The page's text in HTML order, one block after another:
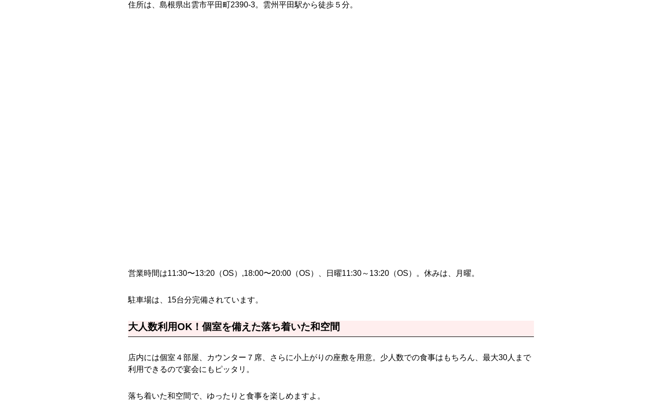
住所は、島根県出雲市平田町2390-3。雲州平田駅から徒歩５分。
営業時間は11:30〜13:20（OS）,18:00〜20:00（OS）、日曜11:30～13:20（OS）。休みは、月曜。
駐車場は、15台分完備されています。
大人数利用OK！個室を備えた落ち着いた和空間
店内には個室４部屋、カウンター７席、さらに小上がりの座敷を用意。少人数での食事はもちろん、最大30人まで
利用できるので宴会にもピッタリ。
落ち着いた和空間で、ゆったりと食事を楽しめますよ。